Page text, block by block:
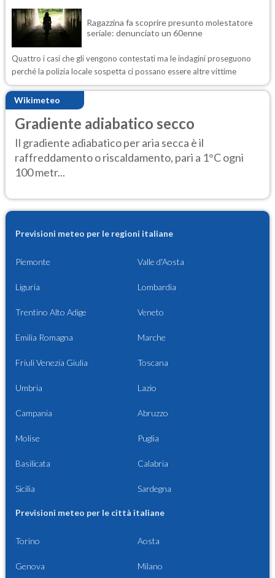
Ragazzina fa scoprire presunto molestatore
seriale: denunciato un 60enne
Quattro i casi che gli vengono contestati ma le indagini proseguono
perché la polizia locale sospetta ci possano essere altre vittime
Wikimeteo
Gradiente adiabatico secco
Il gradiente adiabatico per aria secca è il
raffreddamento o riscaldamento, pari a 1°C ogni
100 metr...
Previsioni meteo per le regioni italiane
Piemonte Valle d'Aosta
Liguria Lombardia
Trentino Alto Adige Veneto
Emilia Romagna Marche
Friuli Venezia Giulia Toscana
Umbria Lazio
Campania Abruzzo
Molise Puglia
Basilicata Calabria
Sicilia Sardegna
Previsioni meteo per le città italiane
Torino Aosta
Genova Milano